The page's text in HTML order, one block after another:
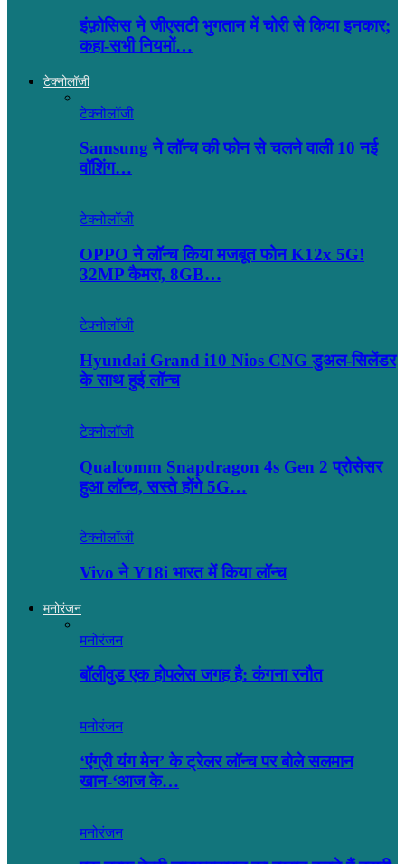
इंफ़ोसिस ने जीएसटी भुगतान में चोरी से किया इनकार;
कहा-सभी नियमों…
टेक्नोलॉजी
टेक्नोलॉजी
Samsung ने लॉन्च की फोन से चलने वाली 10 नई
वॉशिंग…
टेक्नोलॉजी
OPPO ने लॉन्‍च किया मजबूत फोन K12x 5G!
32MP कैमरा, 8GB…
टेक्नोलॉजी
Hyundai Grand i10 Nios CNG डुअल-सिलेंडर
के साथ हुई लॉन्च
टेक्नोलॉजी
Qualcomm Snapdragon 4s Gen 2 प्रोसेसर
हुआ लॉन्च, सस्ते होंगे 5G…
टेक्नोलॉजी
Vivo ने Y18i भारत में किया लॉन्च
मनोरंजन
मनोरंजन
बॉलीवुड एक होपलेस जगह है: कंंगना रनौत
मनोरंजन
‘एंग्री यंग मेन’ के ट्रेलर लॉन्च पर बोले सलमान
खान-‘आज के…
मनोरंजन